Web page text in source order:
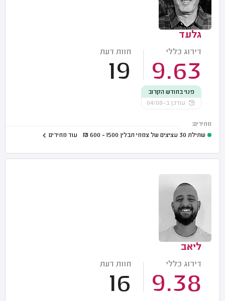
גלעד
דירוג כללי
9.63
חוות דעת
19
פנוי בחודש הקרוב
עודכן ב-04/08
מחירים:
שתילת 30 עציצים של צמחי תבלין
1500 - 600
₪ עוד מחירים
ליאב
דירוג כללי
9.38
חוות דעת
16